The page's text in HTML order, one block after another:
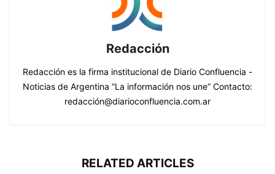
Redacción
Redacción es la firma institucional de Diario Confluencia -
Noticias de Argentina “La información nos une” Contacto:
redacción@diarioconfluencia.com.ar
RELATED ARTICLES